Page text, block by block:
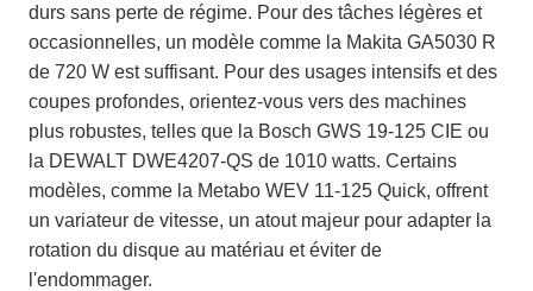
durs sans perte de régime. Pour des tâches légères et
occasionnelles, un modèle comme la Makita GA5030 R
de 720 W est suffisant. Pour des usages intensifs et des
coupes profondes, orientez-vous vers des machines
plus robustes, telles que la Bosch GWS 19-125 CIE ou
la DEWALT DWE4207-QS de 1010 watts. Certains
modèles, comme la Metabo WEV 11-125 Quick, offrent
un variateur de vitesse, un atout majeur pour adapter la
rotation du disque au matériau et éviter de
l'endommager.